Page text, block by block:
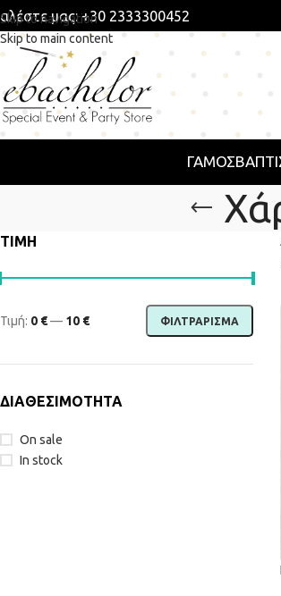
Skip to navigation
Skip to main content
μας: +30 2333300452
ΓΑΜΟΣ
ΤΙΜΗ
ΦΙΛΤΡΆΡΙΣΜΑ
Τιμή: 0 €— 10 €
ΔΙΑΘΕΣΙΜΟΤΗΤΑ
On sale
In stock